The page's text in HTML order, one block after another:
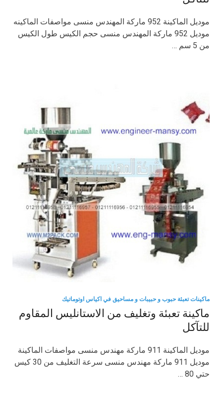
موديل الماكينة 952 ماركة المهندس منسى مواصفات الماكينه
موديل 952 ماركة المهندس منسى حجم الكيس طول الكيس
من 5 سم …
ماكينات تعبئة حبوب و حبيبات و مساحيق في اكياس اوتوماتيك
ماكينة تعبئة وتغليف من الاستانليس المقاوم
للتآكل
موديل الماكينة 911 ماركة مهندس منسى مواصفات الماكينة
موديل 911 ماركة مهندس منسى سرعة التغليف من 30 كيس
حتي 80 …